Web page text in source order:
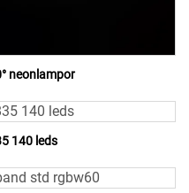
neonlampor
140 leds